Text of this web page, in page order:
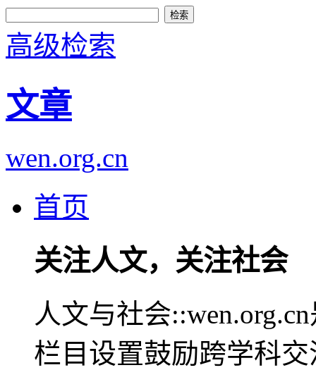
高级检索
文章
wen.org.cn
首页
关注人文，关注社会
人文与社会
栏目设置鼓励跨学科